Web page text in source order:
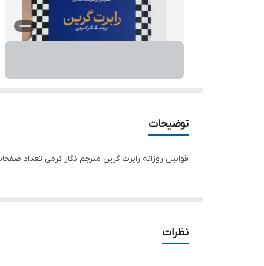
توضیحات
قوانین روزانه رابرت گرین مترجم نگار کرمی تعداد صفحات 416 قطع رقعی جلد شومیز ناشر پارس
نظرات